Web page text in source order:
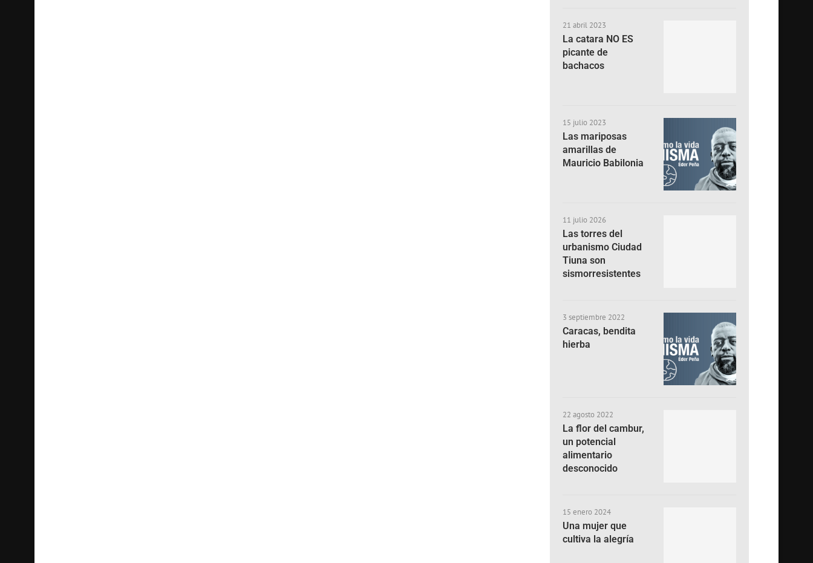
21 abril 2023
La catara NO ES
picante de
bachacos
15 julio 2023
Las mariposas
amarillas de
Mauricio Babilonia
11 julio 2026
Las torres del
urbanismo Ciudad
Tiuna son
sismorresistentes
3 septiembre 2022
Caracas, bendita
hierba
22 agosto 2022
La flor del cambur,
un potencial
alimentario
desconocido
15 enero 2024
Una mujer que
cultiva la alegría